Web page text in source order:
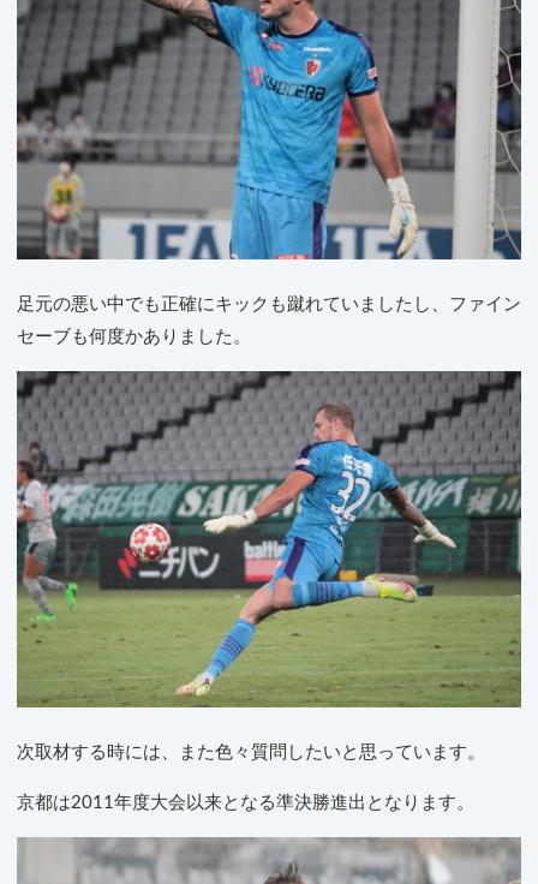
足元の悪い中でも正確にキックも蹴れていましたし、ファイン
セーブも何度かありました。
次取材する時には、また色々質問したいと思っています。
京都は2011年度大会以来となる準決勝進出となります。